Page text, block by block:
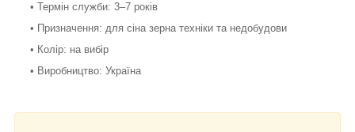
• Термін служби: 3–7 років
• Призначення: для сіна зерна техніки та недобудови
• Колір: на вибір
• Виробництво: Україна